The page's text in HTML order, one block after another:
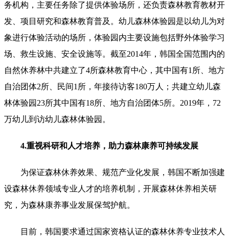
务机构，主要任务除了提供体验场所，还负责森林教育教材开
发、项目研究和森林教育普及。幼儿森林体验园是以幼儿为对
象进行体验活动的场所，体验园内主要设施包括野外体验学习
场、救生设施、安全设施等。截至2014年，韩国全国范围内的
自然休养林中共建立了4所森林教育中心，其中国有1所、地方
自治团体2所、民间1所，年接待访客180万人；共建立幼儿森
林体验园23所其中国有18所、地方自治团体5所。2019年，72
万幼儿到访幼儿森林体验园。
4.重视科研和人才培养，助力森林康养可持续发展
为保证森林休养效果、规范产业化发展，韩国不断加强建
设森林休养领域专业人才的培养机制，开展森林休养相关研
究，为森林康养事业发展保驾护航。
目前，韩国要求通过国家资格认证的森林休养专业技术人